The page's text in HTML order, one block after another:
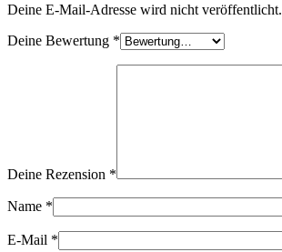
Deine E-Mail-Adresse wird nicht veröffentlicht.
Deine Bewertung *
Deine Rezension *
Name *
E-Mail *